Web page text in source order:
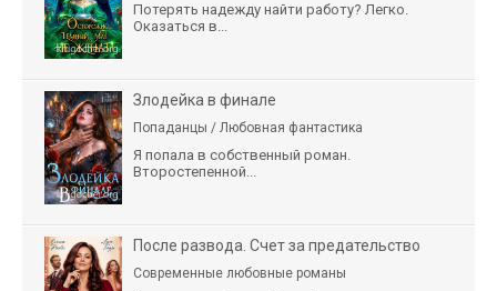
Потерять надежду найти работу? Легко.
Оказаться в...
Злодейка в финале
Попаданцы / Любовная фантастика
Я попала в собственный роман.
Второстепенной...
После развода. Счет за предательство
Современные любовные романы